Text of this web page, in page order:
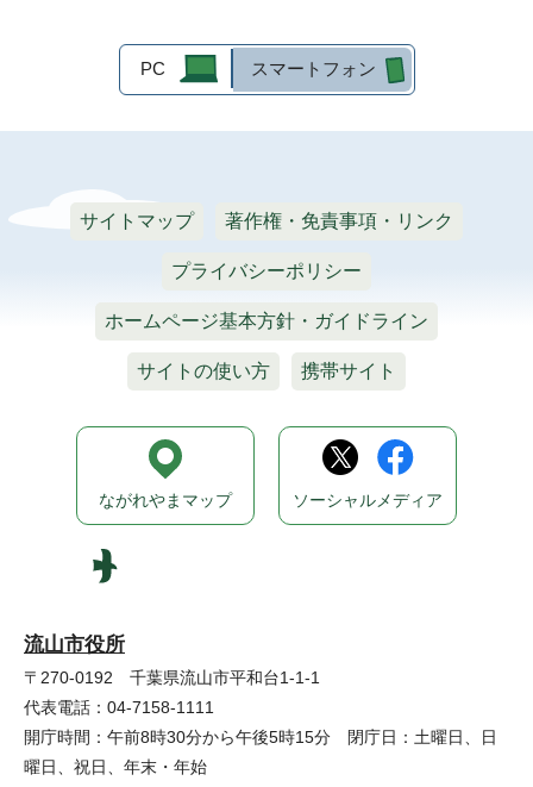
PC スマートフォン
サイトマップ 著作権・免責事項・リンク
プライバシーポリシー
ホームページ基本方針・ガイドライン
サイトの使い方 携帯サイト
流山市役所
〒270-0192 千葉県流山市平和台1-1-1
代表電話：04-7158-1111
開庁時間：午前8時30分から午後5時15分 閉庁日：土曜日、日
曜日、祝日、年末・年始
ながれやまマップ ソーシャルメディア